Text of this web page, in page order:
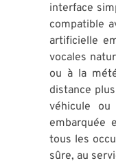
interface
compatible
artificielle
vocales
ou à la
distance
véhicule ou
embarquée
tous les
sûre, au